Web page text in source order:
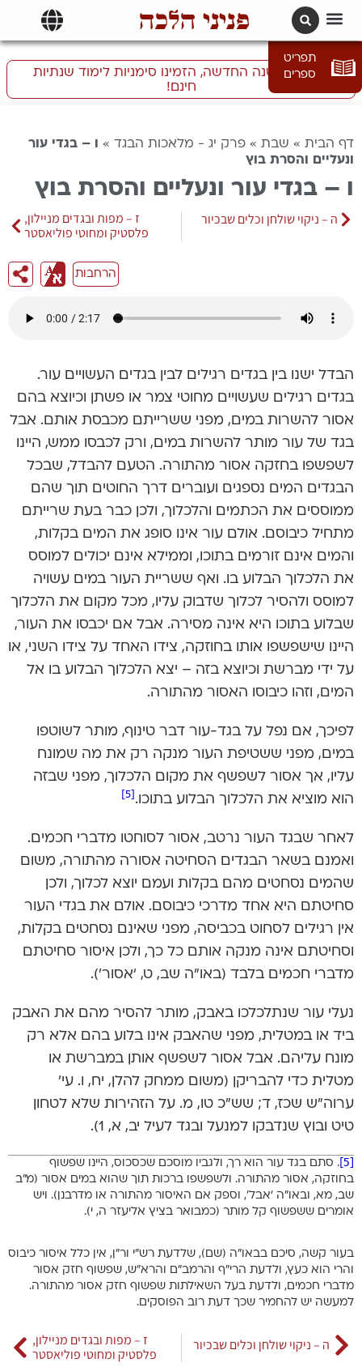
פניני הלכה
תפריט
ספרים
התכוננו לשנה החדשה, הזמינו סימניות לימוד שנתיות
חינם!
דף הבית » שבת » פרק יג - מלאכות הבגד »
ו – בגדי עור
ונעליים והסרת בוץ
ו – בגדי עור ונעליים והסרת בוץ
ה – ניקוי שולחן וכלים שבכיור
ז – מפות ובגדים מניילון,
פלסטיק ומחוטי פוליאסטר
הרחבות
הבדל ישנו בין בגדים רגילים לבין בגדים העשויים עור.
בגדים רגילים שעשויים מחוטי צמר או פשתן וכיוצא בהם
אסור להשרות במים, מפני ששרייתם מכבסת אותם. אבל
בגד של עור מותר להשרות במים, ורק לכבסו ממש, היינו
לשפשפו בחזקה אסור מהתורה. הטעם להבדל, שבכל
הבגדים המים נספגים ועוברים דרך החוטים תוך שהם
ממוססים את הכתמים והלכלוך, ולכן כבר בעת שרייתם
מתחיל כיבוסם. אולם עור אינו סופג את המים בקלות,
והמים אינם זורמים בתוכו, וממילא אינם יכולים למוסס
את הלכלוך הבלוע בו. ואף ששריית העור במים עשויה
למוסס ולהסיר לכלוך שדבוק עליו, מכל מקום את הלכלוך
שבלוע בתוכו היא אינה מסירה. אבל אם יכבסו את העור,
היינו שישפשפו אותו בחוזקה, צידו האחד על צידו השני, או
על ידי מברשת וכיוצא בזה – יצא הלכלוך הבלוע בו אל
המים, וזהו כיבוסו האסור מהתורה.
לפיכך, אם נפל על בגד-עור דבר טינוף, מותר לשוטפו
במים, מפני ששטיפת העור מנקה רק את מה שמונח
עליו, אך אסור לשפשף את מקום הלכלוך, מפני שבזה
הוא מוציא את הלכלוך הבלוע בתוכו.
לאחר שבגד העור נרטב, אסור לסוחטו מדברי חכמים.
ואמנם בשאר הבגדים הסחיטה אסורה מהתורה, משום
שהמים נסחטים מהם בקלות ועמם יוצא לכלוך, ולכן
סחיטתם היא אחד מדרכי כיבוסם. אולם את בגדי העור
אין רגילים לסחוט בכביסה, מפני שאינם נסחטים בקלות,
וסחיטתם אינה מנקה אותם כל כך, ולכן איסור סחיטתם
מדברי חכמים בלבד (באו”ה שב, ט, ‘אסור’).
נעלי עור שנתלכלכו באבק, מותר להסיר מהם את האבק
ביד או במטלית, מפני שהאבק אינו בלוע בהם אלא רק
מונח עליהם. אבל אסור לשפשף אותן במברשת או
מטלית כדי להבריקן (משום ממחק להלן, יח, ו. עי’
ערוה”ש שכז, ד; שש”כ טו, מ. על הזהירות שלא לטחון
טיט ובוץ שנדבקו למנעל ובגד לעיל יב, א, 1).
. סתם בגד עור הוא רך, ולגביו מוסכם שכסכוס, היינו שפשוף
בחוזקה, אסור מהתורה. ולשפשפו ברכות תוך שהוא במים אסור (מ”ב
שב, מא, ובאו”ה ‘אבל’, וספק אם האיסור מהתורה או מדרבנן). ויש
אומרים ששפשוף קל מותר (כמבואר בציץ אליעזר ה, י).
בעור קשה, סיכם בבאו”ה (שם), שלדעת רש”י ור”ן, אין כלל איסור כיבוס
והרי הוא כעץ, ולדעת הרי”ף והרמב”ם והרא”ש, שפשוף חזק אסור
מדברי חכמים, ולדעת בעל השאילתות שפשוף חזק אסור מהתורה.
למעשה יש להחמיר שכך דעת רוב הפוסקים.
ה – ניקוי שולחן וכלים שבכיור
ז – מפות ובגדים מניילון,
פלסטיק ומחוטי פוליאסטר